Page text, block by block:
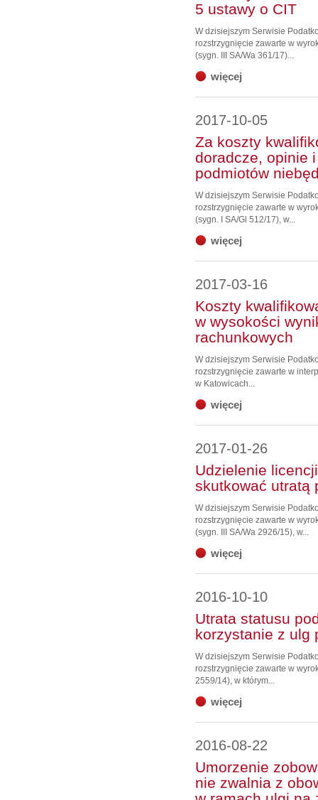
5 ustawy o CIT
W dzisiejszym Serwisie
rozstrzygnięcie zawarte w
(sygn. III SA/Wa 361/17)...
więcej
2017-10-05
Za koszty
doradcze, opinie
podmiotów
W dzisiejszym Serwisie
rozstrzygnięcie zawarte w
(sygn. I SA/Gl 512/17), w...
więcej
2017-03-16
Koszty
w wysokości
rachunkowych
W dzisiejszym Serwisie
rozstrzygnięcie zawarte w
w Katowicach...
więcej
2017-01-26
Udzielenie
skutkować utratą
W dzisiejszym Serwisie
rozstrzygnięcie zawarte w
(sygn. III SA/Wa 2926/15), w...
więcej
2016-10-10
Utrata statusu
korzystanie z ulg
W dzisiejszym Serwisie
rozstrzygnięcie zawarte w
2559/14), w którym...
więcej
2016-08-22
Umorzenie
nie zwalnia z